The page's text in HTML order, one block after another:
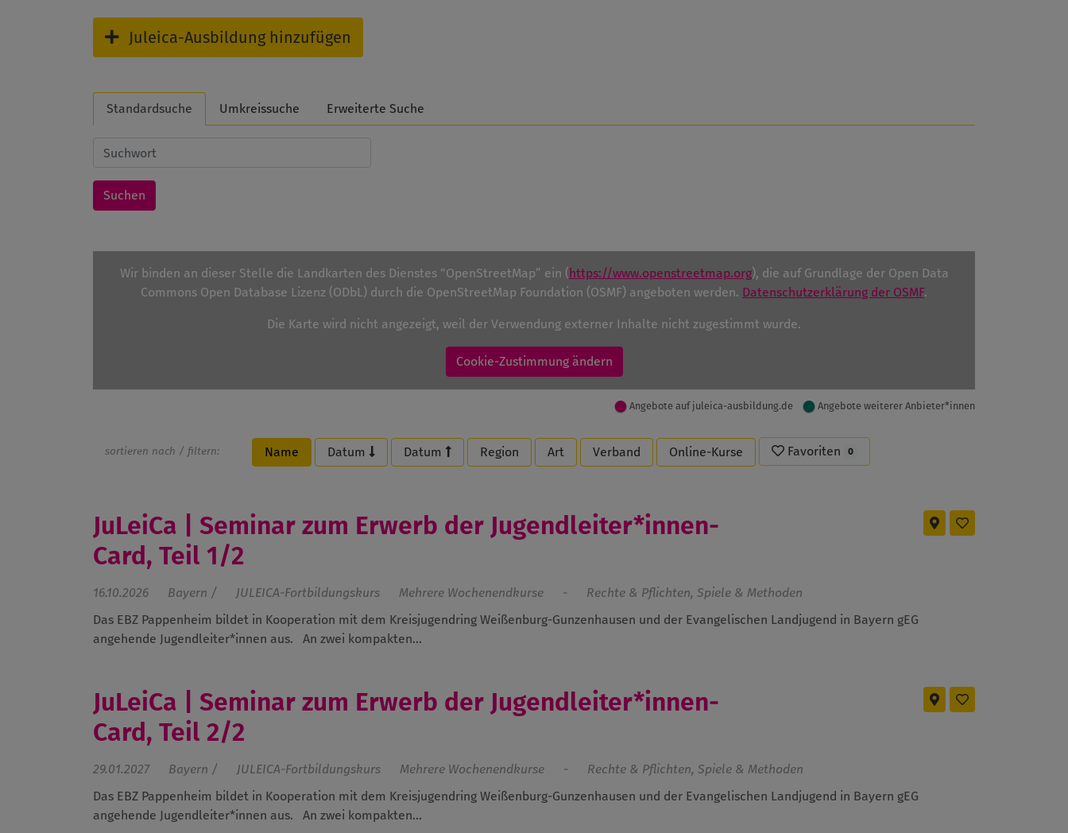
Juleica-Ausbildung hinzufügen
Standardsuche Umkreissuche Erweiterte Suche
Wir binden an dieser Stelle die Landkarten des Dienstes “OpenStreetMap” ein ( https://www.openstreetmap.org), die auf Grundlage der Open Data
Commons Open Database Lizenz (ODbL) durch die OpenStreetMap Foundation (OSMF) angeboten werden. Datenschutzerklärung der OSMF.
Die Karte wird nicht angezeigt, weil der Verwendung externer Inhalte nicht zugestimmt wurde.
Cookie-Zustimmung ändern
Angebote auf juleica-ausbildung.de Angebote weiterer Anbieter*innen
sortieren nach / filtern: Name Datum Datum Region Art Verband Online-Kurse Favoriten 0
JuLeiCa | Seminar zum Erwerb der Jugendleiter*innen-
Card, Teil 1/2
16.10.2026 Bayern / JULEICA-Fortbildungskurs Mehrere Wochenendkurse -
Rechte & Pflichten, Spiele & Methoden
Das EBZ Pappenheim bildet in Kooperation mit dem Kreisjugendring Weißenburg-Gunzenhausen und der Evangelischen Landjugend in Bayern gEG
angehende Jugendleiter*innen aus.
An zwei kompakten...
JuLeiCa | Seminar zum Erwerb der Jugendleiter*innen-
Card, Teil 2/2
29.01.2027 Bayern / JULEICA-Fortbildungskurs Mehrere Wochenendkurse -
Rechte & Pflichten, Spiele & Methoden
Das EBZ Pappenheim bildet in Kooperation mit dem Kreisjugendring Weißenburg-Gunzenhausen und der Evangelischen Landjugend in Bayern gEG
angehende Jugendleiter*innen aus.
An zwei kompakten...